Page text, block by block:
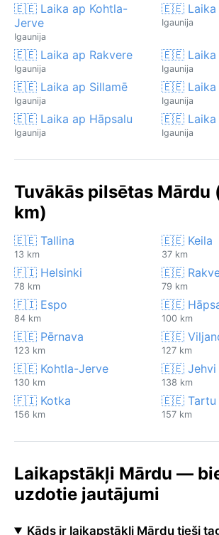
🇪🇪 Laika ap Kohtla-
Jerve
Igaunija
🇪🇪 Laika
Igaunija
🇪🇪 Laika ap Rakvere
Igaunija
🇪🇪 Laika
Igaunija
🇪🇪 Laika ap Sillamē
Igaunija
🇪🇪 Laika
Igaunija
🇪🇪 Laika ap Hāpsalu
Igaunija
🇪🇪 Laika
Igaunija
Tuvākās pilsētas
km)
🇪🇪 Tallina
13 km
🇪🇪 Keila
37 km
🇫🇮 Helsinki
78 km
🇪🇪
79 km
🇫🇮 Espo
84 km
🇪🇪
100 km
🇪🇪 Pērnava
123 km
🇪🇪
127 km
🇪🇪 Kohtla-Jerve
130 km
🇪🇪 Jehvi
138 km
🇫🇮 Kotka
156 km
🇪🇪 Tartu
157 km
Laikapstākļi Mārdu —
uzdotie jautājumi
Kāds ir laikapstākļi Mārdu tieši